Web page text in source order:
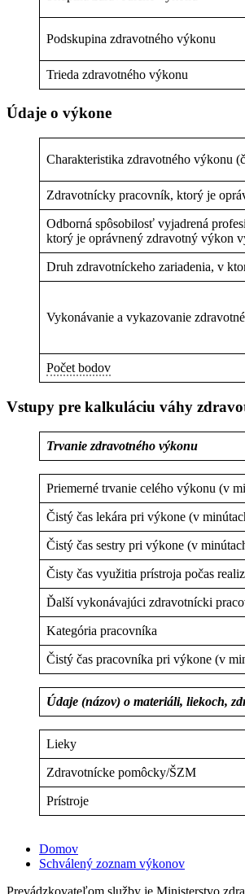
Podskupina zdravotného výkonu
Trieda zdravotného výkonu
Údaje o výkone
Charakteristika zdravotného výkonu
Zdravotnícky pracovník, ktorý je
Odborná spôsobilosť vyjadrená
ktorý je oprávnený zdravotný výkon
Druh zdravotníckeho zariadenia, v
Vykonávanie a vykazovanie
Počet bodov
Vstupy pre kalkuláciu váhy
Trvanie zdravotného výkonu
Priemerné trvanie celého výkonu (v
Čistý čas lekára pri výkone (v
Čistý čas sestry pri výkone (v
Čisty čas využitia prístroja počas
Ďalší vykonávajúci zdravotnícki
Kategória pracovníka
Čistý čas pracovníka pri výkone (v
Údaje (názov) o materiáli, liekoch,
Lieky
Zdravotnícke pomôcky/ŠZM
Prístroje
Domov
Schválený zoznam výkonov
Prevádzkovateľom služby je Ministerstvo